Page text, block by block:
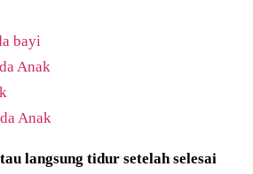
bayi
Anak
Anak
langsung tidur setelah selesai